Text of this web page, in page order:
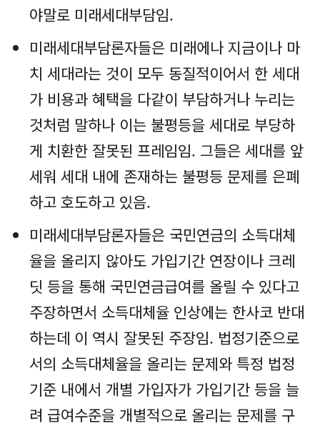
야말로 미래세대부담임.
미래세대부담론자들은 미래에나 지금이나 마
치 세대라는 것이 모두 동질적이어서 한 세대
가 비용과 혜택을 다같이 부담하거나 누리는
것처럼 말하나 이는 불평등을 세대로 부당하
게 치환한 잘못된 프레임임. 그들은 세대를 앞
세워 세대 내에 존재하는 불평등 문제를 은폐
하고 호도하고 있음.
미래세대부담론자들은 국민연금의 소득대체
율을 올리지 않아도 가입기간 연장이나 크레
딧 등을 통해 국민연금급여를 올릴 수 있다고
주장하면서 소득대체율 인상에는 한사코 반대
하는데 이 역시 잘못된 주장임. 법정기준으로
서의 소득대체율을 올리는 문제와 특정 법정
기준 내에서 개별 가입자가 가입기간 등을 늘
려 급여수준을 개별적으로 올리는 문제를 구